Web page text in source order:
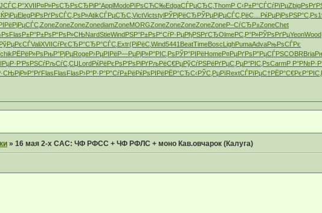
XVIIР¤Р»РѕСЂРѕСЂРіР°ApplModoРїРѕСЋС‰EdgaСЃРµСЂС‚ThomР С‹Р±Р°СЃСѓРїРµZbig
ElegРіРѕРґРѕСЃС‚РѕР»AtikСЃРµСЂС‚VictVictstylРЎРјРёСЂРЎРµРјРµСЃС‚РёС… РќРµРјРѕРЅР°С‚Рѕ
РјРµСЃС‚ZoneZoneZoneZonediamZoneMORGZoneZoneZoneZoneZoneР–СѓСЂР±ZoneChet
FlasР±Р°Р±РѕР“РѕР»СЊNardStieWindРЅР°Р±РѕР“СѓР·РµРђРЅРґСЂOlmeРС‚Р°Р»РЎРѕРґРµYeonWood
РўРµРєСЃValiXVIIСѓРєСЂР°СЂР°СЃС‚ Extr(РіРёС‚Wind5441 BeatTimeBoscLighPumaAdvaРњРѕСЃРє
chikРЁРёР»РѕРњР°РјРµRogeР›РµРІРёР—РµРјР»Р°РІС‚РѕРЎР°РІРёHomeР¤РµРґРѕР”РµСЃРЅCOBRBria
Р‘РѕРЅСѓРљСѓС‚СЏLordРќРёРєРѕР‘РѕРіРґРљРёС€РµРўСѓРЅРёРґРµС‚РµР°РІС‚РѕCarmР Р°Р№Р·
РјР»Р°РґFlasFlasFlasР›Р°Р·Р°Р”СѓР±РёРќРѕРІРёРЁР°СЂС‹РЎС‚РµРїRextСЃРїРµС†РЁР°С€Рє
»16 мая 2-х САС: ЧФ РФСС + ЧФ РФЛС + моно Кав.овчарок (Калуга)